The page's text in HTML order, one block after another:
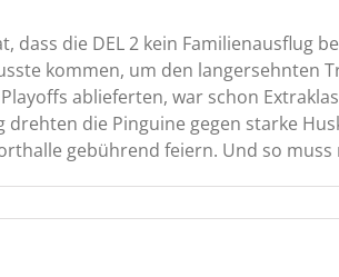
die DEL 2 kein Familienausflug
kommen, um den langersehnten
ablieferten, war schon
die Pinguine gegen starke
gebührend feiern. Und so